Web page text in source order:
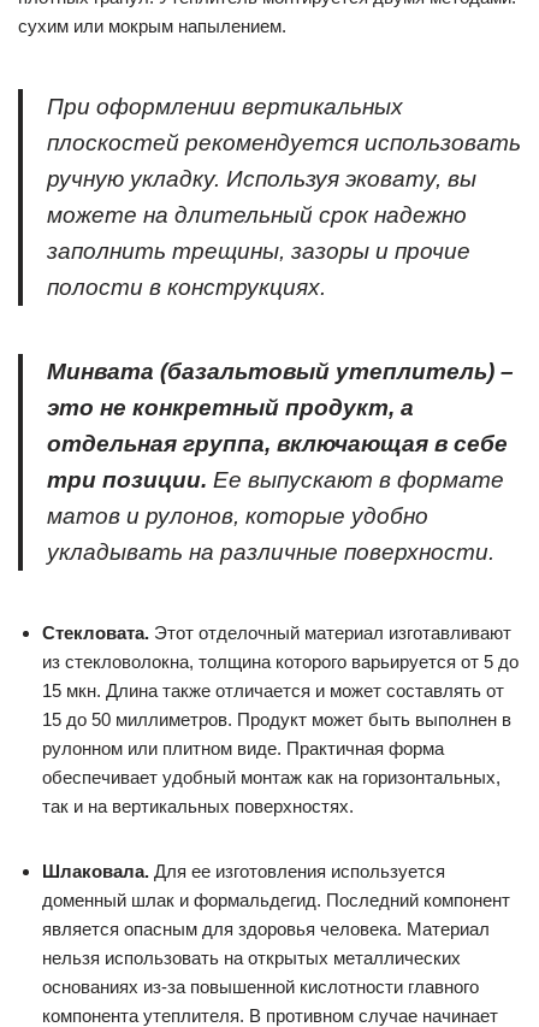
сухим или мокрым напылением.
При оформлении вертикальных
плоскостей рекомендуется использовать
ручную укладку. Используя эковату, вы
можете на длительный срок надежно
заполнить трещины, зазоры и прочие
полости в конструкциях.
Минвата (базальтовый утеплитель) –
это не конкретный продукт, а
отдельная группа, включающая в себе
три позиции. Ее выпускают в формате
матов и рулонов, которые удобно
укладывать на различные поверхности.
Стекловата. Этот отделочный материал изготавливают
из стекловолокна, толщина которого варьируется от 5 до
15 мкн. Длина также отличается и может составлять от
15 до 50 миллиметров. Продукт может быть выполнен в
рулонном или плитном виде. Практичная форма
обеспечивает удобный монтаж как на горизонтальных,
так и на вертикальных поверхностях.
Шлаковала. Для ее изготовления используется
доменный шлак и формальдегид. Последний компонент
является опасным для здоровья человека. Материал
нельзя использовать на открытых металлических
основаниях из-за повышенной кислотности главного
компонента утеплителя. В противном случае начинает